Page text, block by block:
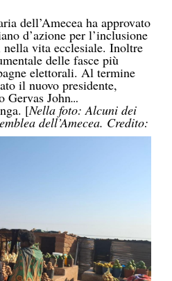
dell’Amecea ha approvato
d’azione per l’inclusione
nella vita ecclesiale. Inoltre
delle fasce più
elettorali. Al termine
il nuovo presidente,
Gervas John
[Nella foto: Alcuni dei
dell’Amecea. Credito: